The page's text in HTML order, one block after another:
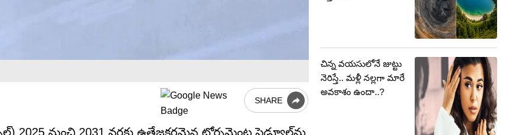
SHARE
2025 నుంచి 2031 వరకు ఉత్తేజకరమైన టోర్నమెంట్ల షెడ్యూల్‌ను
చిన్న వయసులోనే జుట్టు
నెరిస్తే.. మళ్లీ నల్లగా మారే
అవకాశం ఉందా..?